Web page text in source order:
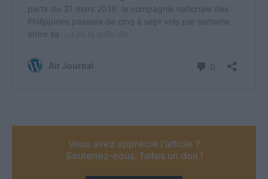
Vous avez apprécié l’article ?
Soutenez-nous, faites un don !